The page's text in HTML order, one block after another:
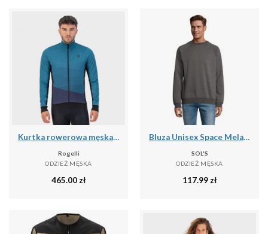
Kurtka rowerowa męska Rogelli Tarax
Rogelli
ODZIEŻ MĘSKA
465.00 zł
Bluza Unisex Space Melange Dla Dorosłych
SOL'S
ODZIEŻ MĘSKA
117.99 zł